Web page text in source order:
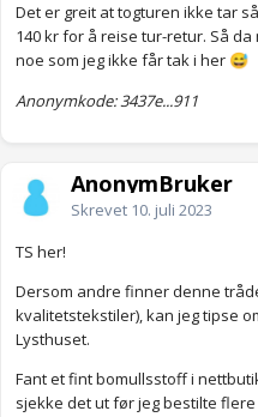
Det er greit at togturen ikke tar
140 kr for å reise tur-retur. Så
noe som jeg ikke får tak i her 😅
Anonymkode: 3437e...911
AnonymBruker
Skrevet 10. juli 2023
TS her!
Dersom andre finner denne
kvalitetstekstiler), kan jeg tipse
Lysthuset.
Fant et fint bomullsstoff i
sjekke det ut før jeg bestilte